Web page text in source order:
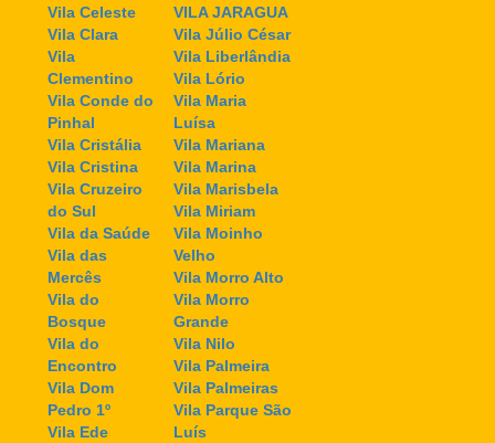
Vila Celeste
Vila Clara
Vila
Clementino
Vila Conde do
Pinhal
Vila Cristália
Vila Cristina
Vila Cruzeiro
do Sul
Vila da Saúde
Vila das
Mercês
Vila do
Bosque
Vila do
Encontro
Vila Dom
Pedro 1º
Vila Ede
VILA JARAGUA
Vila Júlio César
Vila Liberlândia
Vila Lório
Vila Maria
Luísa
Vila Mariana
Vila Marina
Vila Marisbela
Vila Miriam
Vila Moinho
Velho
Vila Morro Alto
Vila Morro
Grande
Vila Nilo
Vila Palmeira
Vila Palmeiras
Vila Parque São
Luís